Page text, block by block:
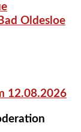
Oldesloe
12.08.2026